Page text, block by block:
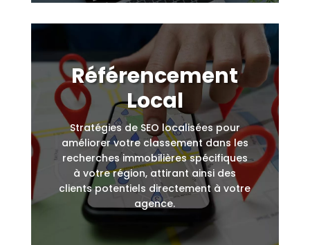
Référencement
Local
Stratégies de SEO localisées pour
améliorer votre classement dans les
recherches immobilières spécifiques
à votre région, attirant ainsi des
clients potentiels directement à votre
agence.